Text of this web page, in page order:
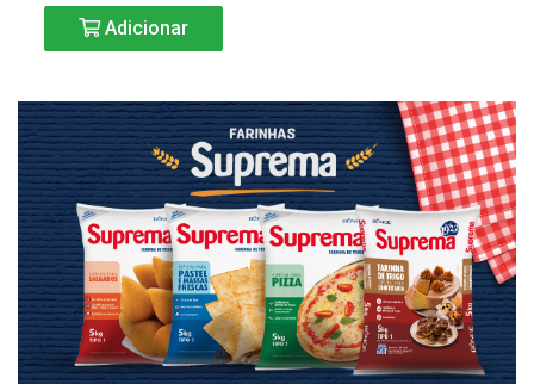
Adicionar